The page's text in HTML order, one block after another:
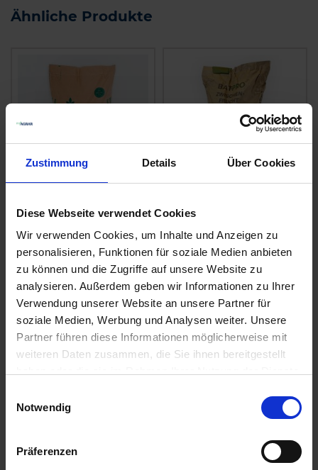
Zustimmung Details Über Cookies
Diese Webseite verwendet Cookies
Wir verwenden Cookies, um Inhalte und Anzeigen zu
personalisieren, Funktionen für soziale Medien anbieten
zu können und die Zugriffe auf unsere Website zu
analysieren. Außerdem geben wir Informationen zu Ihrer
Verwendung unserer Website an unsere Partner für
soziale Medien, Werbung und Analysen weiter. Unsere
Partner führen diese Informationen möglicherweise mit
weiteren Daten zusammen, die Sie ihnen bereitgestellt
Notwendig
Präferenzen
Ähnliche Produkte
DSV TerraLife
BioMaxx Organic
zzgl. MwSt.
3,99 € / kg
IN DEN
WARENKORB
BAT Pro Legufrei Öko
zzgl. MwSt.
3,40 € / kg
IN DEN
WARENKORB